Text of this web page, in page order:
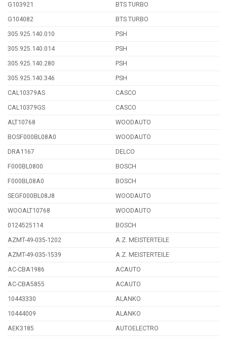
G103921
BTS TURBO
G104082
BTS TURBO
305.925.140.010
PSH
305.925.140.014
PSH
305.925.140.280
PSH
305.925.140.346
PSH
CAL10379AS
CASCO
CAL10379GS
CASCO
ALT10768
WOODAUTO
BOSF000BL08A0
WOODAUTO
DRA1167
DELCO
F000BL0800
BOSCH
F000BL08A0
BOSCH
SEGF000BL08J8
WOODAUTO
WOOALT10768
WOODAUTO
0124525114
BOSCH
AZMT-49-035-1202
A.Z. MEISTERTEILE
AZMT-49-035-1539
A.Z. MEISTERTEILE
AC-CBA1986
ACAUTO
AC-CBA5855
ACAUTO
10443330
ALANKO
10444009
ALANKO
AEK3185
AUTOELECTRO